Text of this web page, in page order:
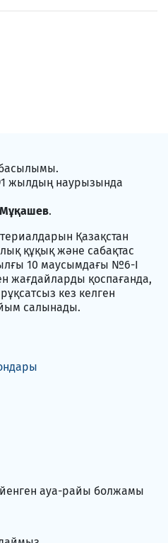
жылдың наурызында
.
Қазақстан
құқық және сабақтас
10 маусымдағы №6-I
жағдайларды қоспағанда,
кез келген
салынады.
ауа-райы болжамы